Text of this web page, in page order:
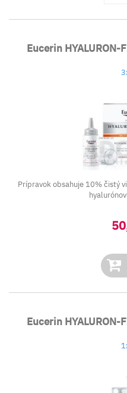
Eucerin
Prípravok obsahuje 10% čistý
Eucerin